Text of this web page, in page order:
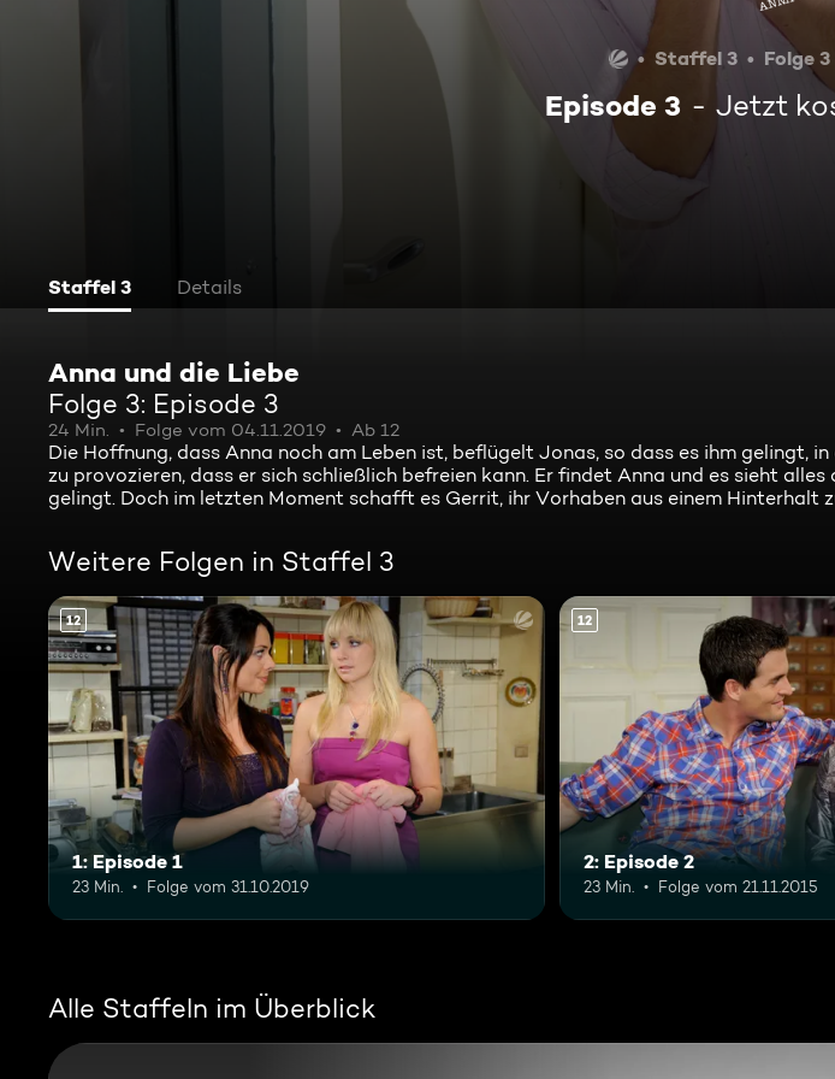
Staffel 3 Folge 3
Episode 3 Jetzt
Staffel 3 Details
Anna und die Liebe
Folge 3: Episode 3
24 Min. Folge vom 04.11.2019 Ab 12
Die Hoffnung, dass Anna noch am Leben ist, beflügelt Jonas, so dass es ihm gelingt,
zu provozieren, dass er sich schließlich befreien kann. Er findet Anna und es sieht
gelingt. Doch im letzten Moment schafft es Gerrit, ihr Vorhaben aus einem Hinterhalt
Weitere Folgen in Staffel 3
12
1: Episode 1
23 Min. Folge vom 31.10.2019
12
2: Episode 2
23 Min. Folge vom 21.11.2015
Alle Staffeln im Überblick